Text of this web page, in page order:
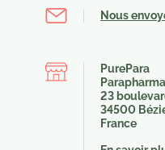
Nous
PurePara
23
34500
France